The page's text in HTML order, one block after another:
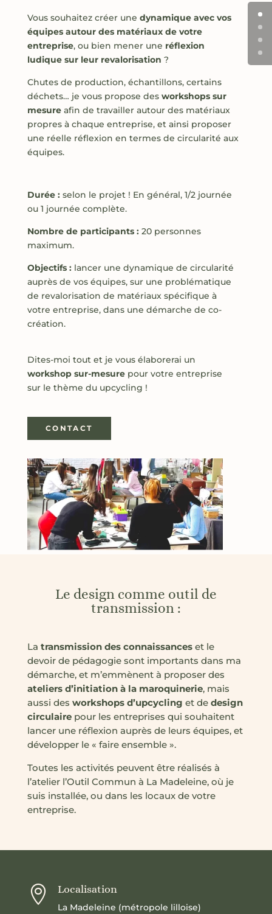
Vous souhaitez créer une dynamique avec vos
équipes autour des matériaux de votre
entreprise, ou bien mener une réflexion
ludique sur leur revalorisation ?
Chutes de production, échantillons, certains
déchets… je vous propose des workshops sur
mesureafin de travailler autour des matériaux
propres à chaque entreprise, et ainsi proposer
une réelle réflexion en termes de circularité aux
équipes.
Durée :selon le projet ! En général, 1/2 journée
ou 1 journée complète.
Nombre de participants :20 personnes
maximum.
Objectifs :lancer une dynamique de circularité
auprès de vos équipes, sur une problématique
de revalorisation de matériaux spécifique à
votre entreprise, dans une démarche de co-
création.
Dites-moi tout et je vous élaborerai un
workshop sur-mesurepour votre entreprise
sur le thème du upcycling !
CONTACT
Le design comme outil de
transmission :
La transmission des connaissanceset le
devoir de pédagogie sont importants dans ma
démarche, et m’emmènent à proposer des
ateliers d’initiation à la maroquinerie, mais
aussi des workshops d’upcycling et de design
circulairepour les entreprises qui souhaitent
lancer une réflexion auprès de leurs équipes, et
développer le « faire ensemble ».
Toutes les activités peuvent être réalisés à
l’atelier l’Outil Commun à La Madeleine, où je
suis installée, ou dans les locaux de votre
entreprise.
 Localisation
La Madeleine (métropole lilloise)